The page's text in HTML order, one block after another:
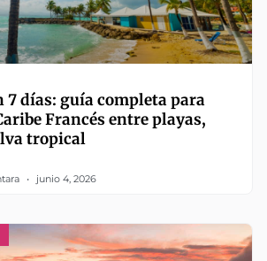
7 días: guía completa para
Francés entre playas,
tropical
junio 4, 2026